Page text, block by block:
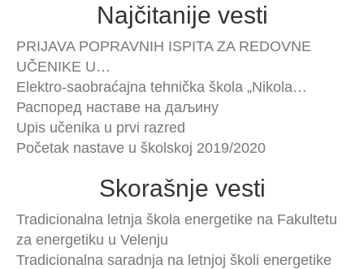
Najčitanije vesti
PRIJAVA POPRAVNIH ISPITA ZA REDOVNE
UČENIKE U…
Elektro-saobraćajna tehnička škola „Nikola…
Распоред наставе на даљину
Upis učenika u prvi razred
Početak nastave u školskoj 2019/2020
Skorašnje vesti
Tradicionalna letnja škola energetike na Fakultetu
za energetiku u Velenju
Tradicionalna saradnja na letnjoj školi energetike